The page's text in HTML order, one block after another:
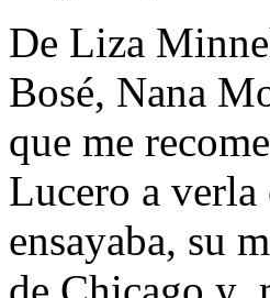
De Liza
Bosé, Nana
que me
Lucero a
ensayaba, su